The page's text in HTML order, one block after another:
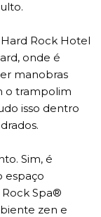
Rock Hotel
onde é
manobras
o trampolim
isso dentro
Sim, é
espaço
Rock Spa®
zen e